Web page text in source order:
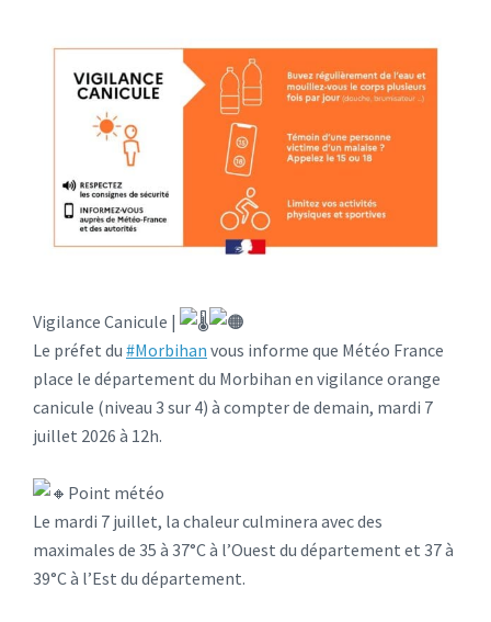
Vigilance Canicule |
Le préfet du #Morbihan vous informe que Météo France
place le département du Morbihan en vigilance orange
canicule (niveau 3 sur 4) à compter de demain, mardi 7
juillet 2026 à 12h.
Point météo
Le mardi 7 juillet, la chaleur culminera avec des
maximales de 35 à 37°C à l’Ouest du département et 37 à
39°C à l’Est du département.